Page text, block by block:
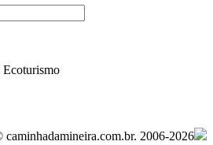
Ecoturismo
caminhadamineira.com.br. 2006-2026